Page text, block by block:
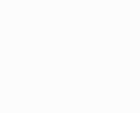
a través de su Segunda Sala